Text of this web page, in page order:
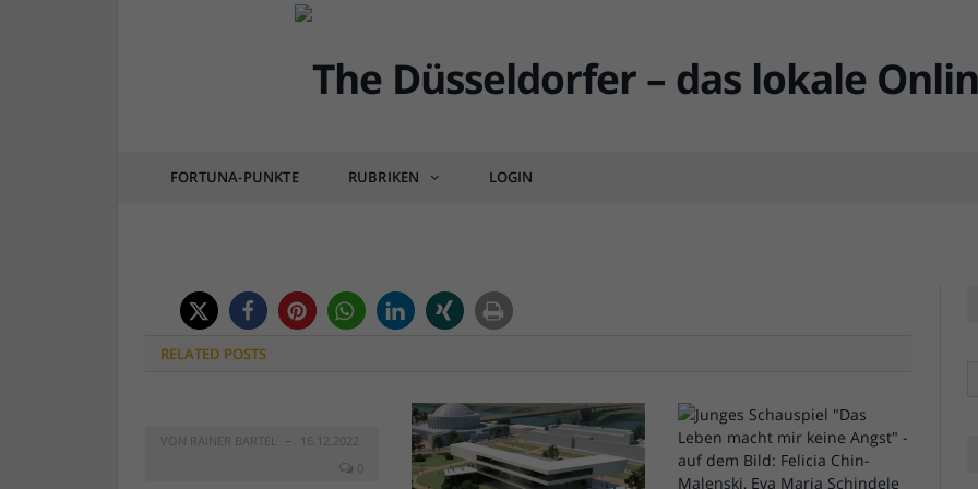
FORTUNA-PUNKTE RUBRIKEN LOGIN
DÜSSEL-KULTUR & POP
RELATED POSTS
VON RAINER BARTEL
16.12.2022
0